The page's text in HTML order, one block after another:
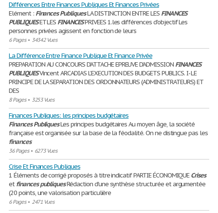
Différences Entre Finances Publiques Et Finances Privées
Elément : Finances PubliquesLA DISTINCTION ENTRE LES FINANCES
PUBLIQUESET LES FINANCESPRIVEES 1.les différences d'objectif Les
personnes privées agissent en fonction de leurs
6 Pages• 34342 Vues
La Différence Entre Finance Publique Et Finance Privée
PREPARATION AU CONCOURS D’ATTACHE EPREUVE D’ADMISSION FINANCES
PUBLIQUESVincent ARCADIAS L’EXECUTION DES BUDGETS PUBLICS. I- LE
PRINCIPE DE LA SEPARATION DES ORDONNATEURS (ADMINISTRATEURS) ET
DES
8 Pages• 3253 Vues
Finances Publiques: les principes budgétaires
Finances PubliquesLes principes budgétaires Au moyen âge, la société
française est organisée sur la base de la féodalité. On ne distingue pas les
finances
36 Pages• 6273 Vues
Crise Et Finances Publiques
1 Éléments de corrigé proposés à titre indicatif PARTIE ÉCONOMIQUECrises
etfinances publiquesRédaction d'une synthèse structurée et argumentée
(20 points, une valorisation particulière
6 Pages• 2471 Vues